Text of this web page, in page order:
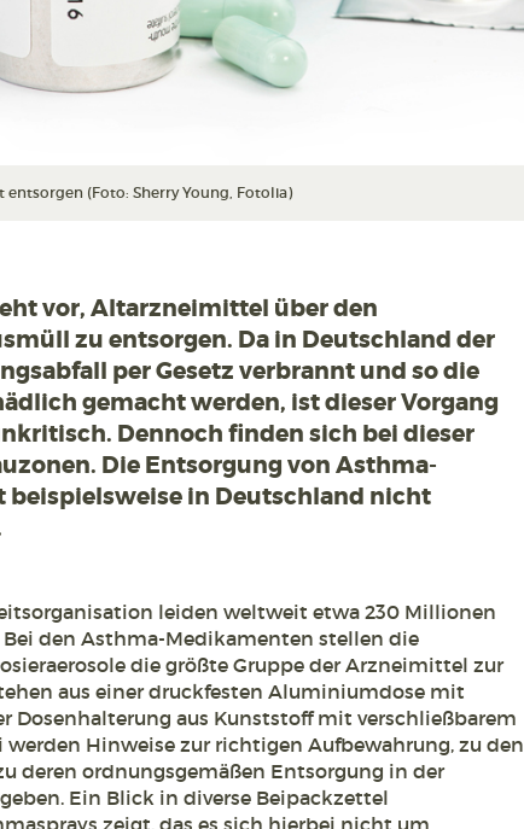
(Foto: Sherry Young, Fotolia)
vor, Altarzneimittel über den
zu entsorgen. Da in Deutschland der
per Gesetz verbrannt und so die
gemacht werden, ist dieser Vorgang
Dennoch finden sich bei dieser
Die Entsorgung von Asthma-
beispielsweise in Deutschland nicht
leiden weltweit etwa 230 Millionen
den Asthma-Medikamenten stellen die
die größte Gruppe der Arzneimittel zur
aus einer druckfesten Aluminiumdose mit
Dosenhalterung aus Kunststoff mit verschließbarem
werden Hinweise zur richtigen Aufbewahrung, zu den
deren ordnungsgemäßen Entsorgung in der
Ein Blick in diverse Beipackzettel
zeigt, das es sich hierbei nicht um